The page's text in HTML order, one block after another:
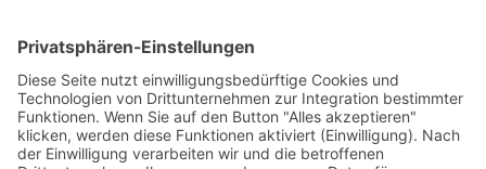
Johann-Gutenberg-Straße 1
06618 Naumburg